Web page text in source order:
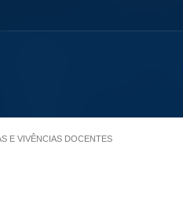
E VIVÊNCIAS DOCENTES